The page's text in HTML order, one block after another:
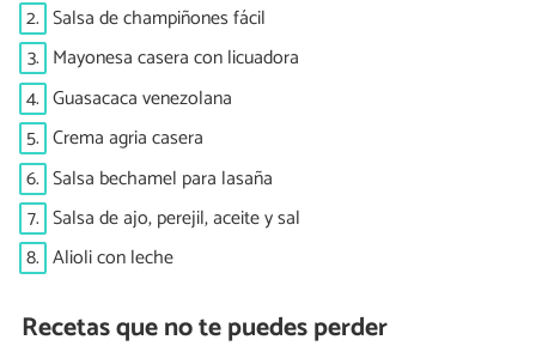
2. Salsa de champiñones fácil
3. Mayonesa casera con licuadora
4. Guasacaca venezolana
5. Crema agria casera
6. Salsa bechamel para lasaña
7. Salsa de ajo, perejil, aceite y sal
8. Alioli con leche
Recetas que no te puedes perder